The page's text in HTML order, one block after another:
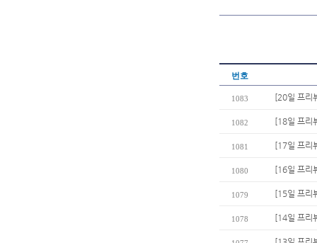
번호
1083 [20일 프리
1082 [18일 프리
1081 [17일 프리
1080 [16일 프리
1079 [15일 프리
1078 [14일 프리